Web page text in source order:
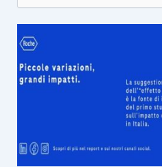
radioterapia
c
a